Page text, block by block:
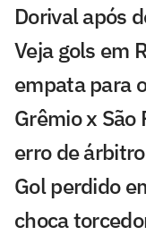
Dorival após
Veja gols em
empata para
Grêmio x São
erro de árbitro
Gol perdido
choca